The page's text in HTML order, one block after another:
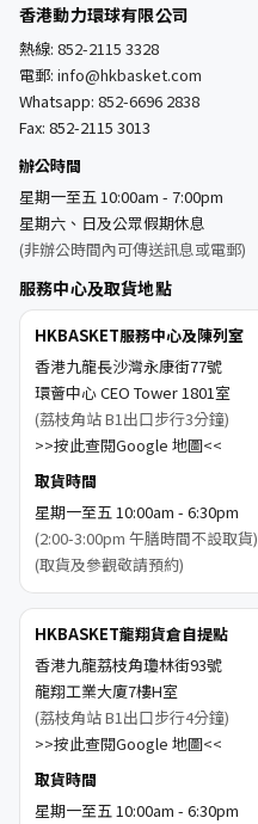
香港動力環球有限公司
熱線: 852-2115 3328
電郵: info@hkbasket.com
Whatsapp: 852-6696 2838
Fax: 852-2115 3013
辦公時間
星期一至五 10:00am - 7:00pm
星期六、日及公眾假期休息
(非辦公時間內可傳送訊息或電郵)
服務中心及取貨地點
HKBASKET服務中心及陳列室
香港九龍長沙灣永康街77號
環薈中心 CEO Tower 1801室
(荔枝角站 B1出口步行3分鐘)
>>按此查閱Google 地圖<<
取貨時間
星期一至五 10:00am - 6:30pm
(2:00-3:00pm 午膳時間不設取貨)
(取貨及參觀敬請預約)
HKBASKET龍翔貨倉自提點
香港九龍荔枝角瓊林街93號
龍翔工業大廈7樓H室
(荔枝角站 B1出口步行4分鐘)
>>按此查閱Google 地圖<<
取貨時間
星期一至五 10:00am - 6:30pm